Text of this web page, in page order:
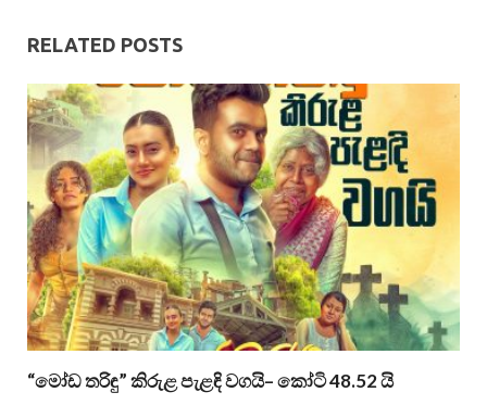
RELATED POSTS
“මෝඩ තරිඳු” කිරුළ පැළඳි වගයි– කෝටි 48.52 යි